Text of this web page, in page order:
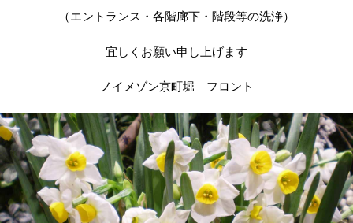
（エントランス・各階廊下・階段等の洗浄）
宜しくお願い申し上げます
ノイメゾン京町堀 フロント